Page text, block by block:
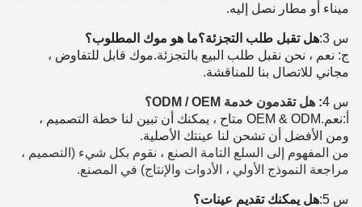
ميناء أو مطار نصل إليه.
س 3:
هل تقبل طلب التجزئة؟ما هو موك المطلوب؟
ج: نعم ، نحن نقبل طلب البيع بالتجزئة.موك قابل للتفاوض ،
مجاني للاتصال بنا للمناقشة.
س 4
: هل تقدمون خدمة ODM / OEM؟
أ:
نعم.OEM & ODM متاح ، يمكنك أن تبين لنا خطة التصميم ،
ومن الأفضل أن تشحن لنا عينتك الأصلية.
من المفهوم إلى السلع التامة الصنع ، نقوم بكل شيء (التصميم ،
مراجعة النموذج الأولي ، الأدوات والإنتاج) في المصنع.
س 5:
هل يمكنك تقديم عينات؟